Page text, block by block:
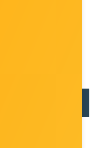
screw-on outdoor